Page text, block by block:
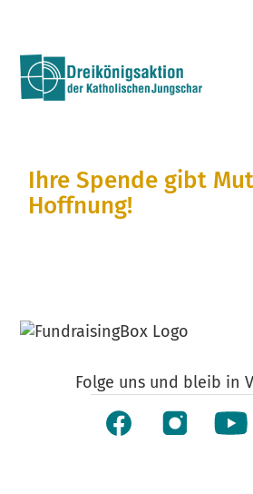
Ihre Spende gibt
Hoffnung!
Folge uns und bleib in